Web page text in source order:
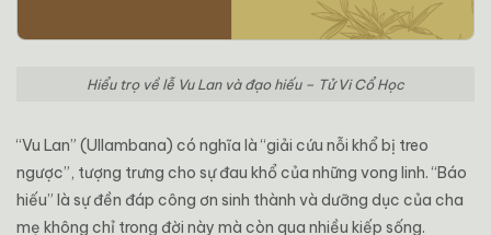
Hiểu trọ về lễ Vu Lan và đạo hiếu – Tử Vi Cổ Học
“Vu Lan” (Ullambana) có nghĩa là “giải cứu nỗi khổ bị treo
ngược”, tượng trưng cho sự đau khổ của những vong linh. “Báo
hiếu” là sự đền đáp công ơn sinh thành và dưỡng dục của cha
mẹ không chỉ trong đời này mà còn qua nhiều kiếp sống.